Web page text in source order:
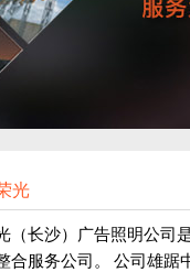
光
（长沙）广告照明公司
合服务公司。 公司雄踞